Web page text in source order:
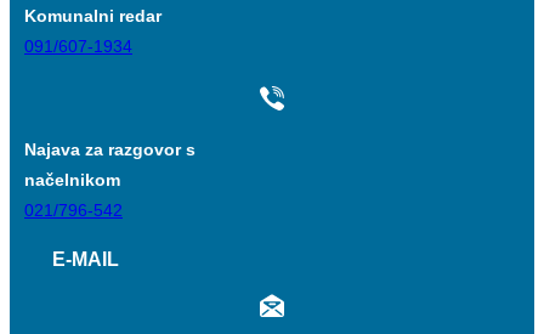
Komunalni redar
091/607-1934
Najava za razgovor s
načelnikom
021/796-542
E-MAIL